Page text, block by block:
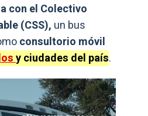
con el Colectivo
(CSS), un bus
consultorio móvil
y ciudades del país.